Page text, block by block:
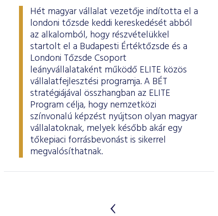
Hét magyar vállalat vezetője indította el a
londoni tőzsde keddi kereskedését abból
az alkalomból, hogy részvételükkel
startolt el a Budapesti Értéktőzsde és a
Londoni Tőzsde Csoport
leányvállalataként működő ELITE közös
vállalatfejlesztési programja. A BÉT
stratégiájával összhangban az ELITE
Program célja, hogy nemzetközi
színvonalú képzést nyújtson olyan magyar
vállalatoknak, melyek később akár egy
tőkepiaci forrásbevonást is sikerrel
megvalósíthatnak.